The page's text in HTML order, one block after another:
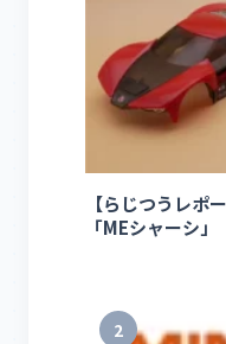
【らじつうレ
「MEシャーシ
2